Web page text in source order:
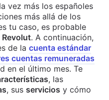
vez más los españoles
más allá de los
tu caso, es probable
Revolut. A continuación,
de la cuenta estándar
cuentas remuneradas
en el último mes. Te
, las
, sus servicios y cómo